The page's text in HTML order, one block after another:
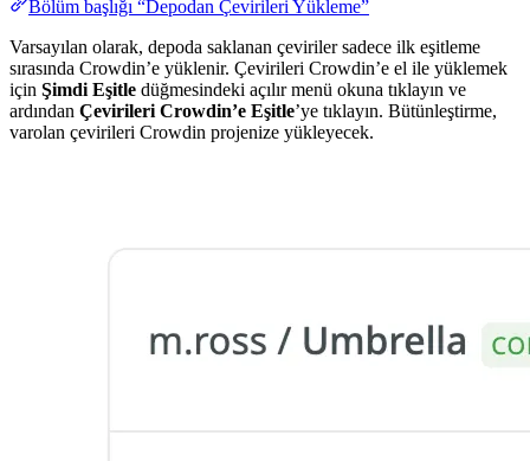
Bölüm başlığı “Depodan Çevirileri Yükleme”
Varsayılan olarak, depoda saklanan çeviriler sadece ilk eşitleme
sırasında Crowdin’e yüklenir. Çevirileri Crowdin’e el ile yüklemek
için Şimdi Eşitle düğmesindeki açılır menü okuna tıklayın ve
ardından Çevirileri Crowdin’e Eşitle’ye tıklayın. Bütünleştirme,
varolan çevirileri Crowdin projenize yükleyecek.